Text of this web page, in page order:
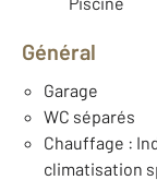
Général
Garage
WC séparés
Chauffage :
climatisation